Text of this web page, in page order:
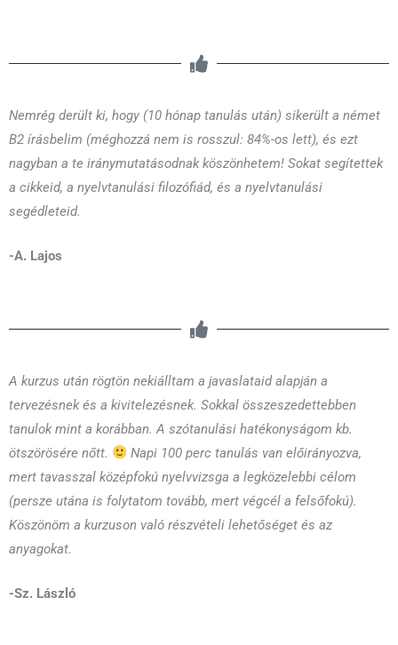
Nemrég derült ki, hogy (10 hónap tanulás után) sikerült a német
B2 írásbelim (méghozzá nem is rosszul: 84%-os lett), és ezt
nagyban a te iránymutatásodnak köszönhetem! Sokat segítettek
a cikkeid, a nyelvtanulási filozófiád, és a nyelvtanulási
segédleteid.
-A. Lajos
A kurzus után rögtön nekiálltam a javaslataid alapján a
tervezésnek és a kivitelezésnek. Sokkal összeszedettebben
tanulok mint a korábban. A szótanulási hatékonyságom kb.
ötszörösére nőtt.
Napi 100 perc tanulás van előirányozva,
mert tavasszal középfokú nyelvvizsga a legközelebbi célom
(persze utána is folytatom tovább, mert végcél a felsőfokú).
Köszönöm a kurzuson való részvételi lehetőséget és az
anyagokat.
-Sz. László